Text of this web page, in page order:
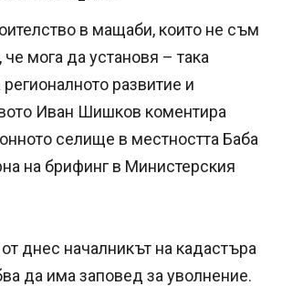
в мащаби, които не съм
мога да установя – така
развитие и
Иван Шишков коментира
селище в местността Баба
на брифинг в Министерския
днес началникът на кадастъра
да има заповед за уволнение.